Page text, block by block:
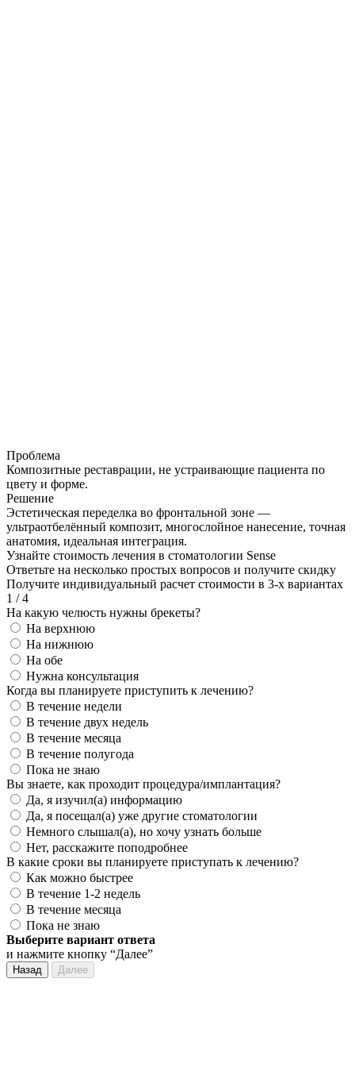
Проблема
Композитные реставрации, не устраивающие пациента по
цвету и форме.
Решение
Эстетическая переделка во фронтальной зоне —
ультраотбелённый композит, многослойное нанесение, точная
анатомия, идеальная интеграция.
Узнайте стоимость лечения в стоматологии Sense
Ответьте на несколько простых вопросов и получите скидку
Получите индивидуальный расчет стоимости в 3-х вариантах
1 / 4
На какую челюсть нужны брекеты?
На верхнюю
На нижнюю
На обе
Нужна консультация
Когда вы планируете приступить к лечению?
В течение недели
В течение двух недель
В течение месяца
В течение полугода
Пока не знаю
Вы знаете, как проходит процедура/имплантация?
Да, я изучил(а) информацию
Да, я посещал(а) уже другие стоматологии
Немного слышал(а), но хочу узнать больше
Нет, расскажите поподробнее
В какие сроки вы планируете приступать к лечению?
Как можно быстрее
В течение 1-2 недель
В течение месяца
Пока не знаю
Выберите вариант ответа
и нажмите кнопку “Далее”
Назад Далее